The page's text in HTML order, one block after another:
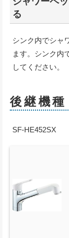
る
シンク内でシャ
ます。シンク内
してください。
後継機種
SF-HE452SX